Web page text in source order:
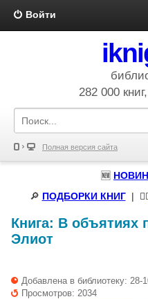
Войти
282 000
Полная версия сайта
🆕
🔎 ПОДБОРКИ КНИГ|
Книга: В объятиях
Элиот
Добавлена в библиотеку: 28-
Просмотров: 2034